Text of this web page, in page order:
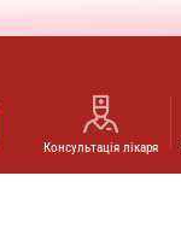
Консультація лікаря